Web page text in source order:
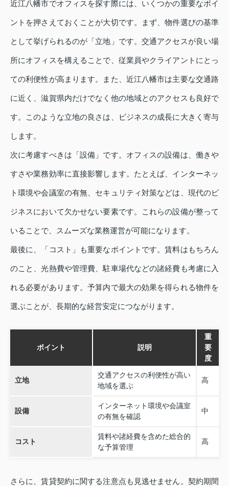
近江八幡市でオフィスを探す際には、いくつかの重要なポイ
ントを押さえておくことが大切です。まず、物件選びの基準
として挙げられるのが「立地」です。交通アクセスが良い場
所にオフィスを構えることで、従業員やクライアントにとっ
ての利便性が高まります。また、近江八幡市は主要な交通路
に近く、滋賀県内だけでなく他の地域とのアクセスも良好で
す。このような立地の良さは、ビジネスの成長に大きく寄与
します。
次に考慮すべきは「設備」です。オフィスの設備は、働きや
すさや業務効率に直接影響します。たとえば、インターネッ
ト環境や会議室の有無、セキュリティ対策などは、現代のビ
ジネスにおいて欠かせない要素です。これらの設備が整って
いることで、スムーズな業務運営が可能になります。
最後に、「コスト」も重要なポイントです。賃料はもちろん
のこと、光熱費や管理費、駐車場代などの諸経費も考慮に入
れる必要があります。予算内で最大の効果を得られる物件を
選ぶことが、長期的な経営安定につながります。
ポイント 説明
重
要
度
立地
交通アクセスの利便性が高い
地域を選ぶ
高
設備
インターネット環境や会議室
の有無を確認
中
コスト
賃料や諸経費を含めた総合的
な予算管理
高
さらに、賃貸契約に関する注意点も見逃せません。契約期間